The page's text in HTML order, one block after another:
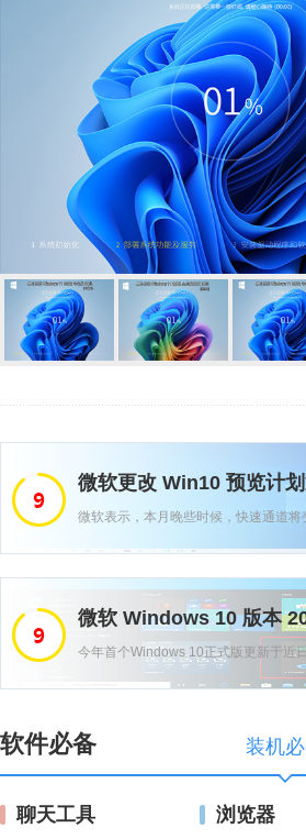
微软表示，本月晚些时候，快速通道将
今年首个Windows 10正式版更新于近日
软件必备 装机
聊天工具 浏览器